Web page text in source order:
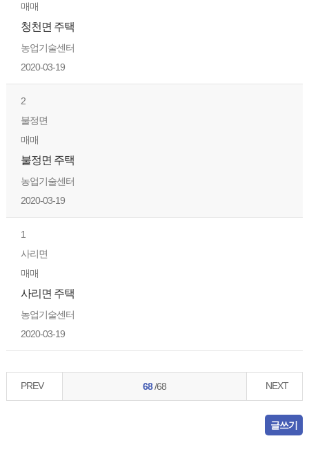
매매
청천면 주택
농업기술센터
2020-03-19
2
불정면
매매
불정면 주택
농업기술센터
2020-03-19
1
사리면
매매
사리면 주택
농업기술센터
2020-03-19
PREV 68/68 NEXT
글쓰기